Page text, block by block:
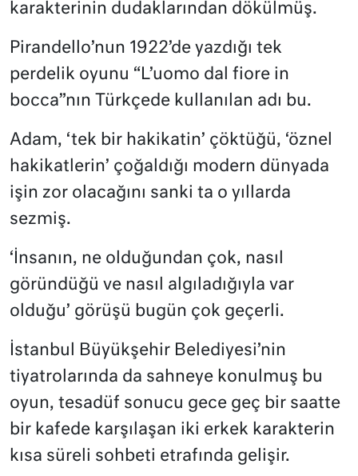
karakterinin dudaklarından dökülmüş.
Pirandello’nun 1922’de yazdığı tek
perdelik oyunu “L’uomo dal fiore in
bocca”nın Türkçede kullanılan adı bu.
Adam, ‘tek bir hakikatin’ çöktüğü, ‘öznel
hakikatlerin’ çoğaldığı modern dünyada
işin zor olacağını sanki ta o yıllarda
sezmiş.
‘İnsanın, ne olduğundan çok, nasıl
göründüğü ve nasıl algıladığıyla var
olduğu’ görüşü bugün çok geçerli.
İstanbul Büyükşehir Belediyesi’nin
tiyatrolarında da sahneye konulmuş bu
oyun, tesadüf sonucu gece geç bir saatte
bir kafede karşılaşan iki erkek karakterin
kısa süreli sohbeti etrafında gelişir.